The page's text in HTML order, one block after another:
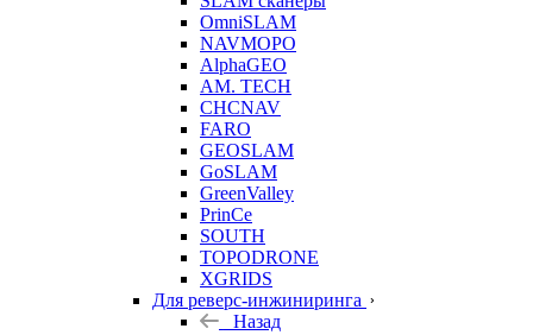
OmniSLAM
NAVMOPO
AlphaGEO
AM. TECH
CHCNAV
FARO
GEOSLAM
GoSLAM
GreenValley
PrinCe
SOUTH
TOPODRONE
XGRIDS
Для реверс-инжиниринга
Назад